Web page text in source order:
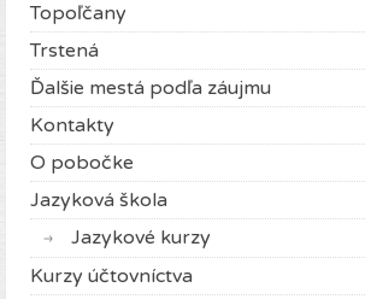
Topoľčany
Trstená
Ďalšie mestá podľa záujmu
Kontakty
O pobočke
Jazyková škola
Jazykové kurzy
Kurzy účtovníctva